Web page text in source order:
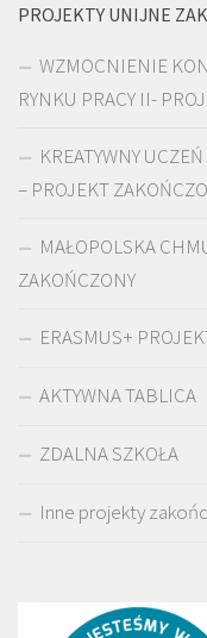
PROJEKTY UNIJNE
WZMOCNIENIE
RYNKU PRACY II-
KREATYWNY
– PROJEKT
MAŁOPOLSKA
ZAKOŃCZONY
ERASMUS+
AKTYWNA TABLICA
ZDALNA SZKOŁA
Inne projekty